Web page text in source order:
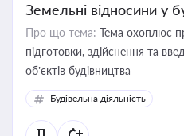
Земельні відносини у
Про що тема: Тема охоплює
підготовки, здійснення та
об’єктів будівництва
Будівельна діяльність